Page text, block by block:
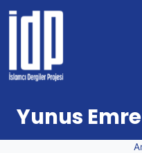
Yunus Emre